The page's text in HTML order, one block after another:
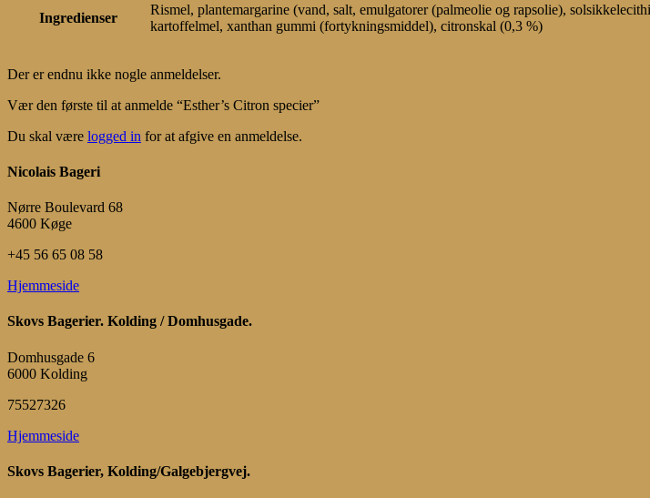
Ingredienser
Rismel, plantemargarine (vand, salt, emulgatorer (palmeolie og rapsolie),
kartoffelmel, xanthan gummi (fortykningsmiddel), citronskal (0,3 %)
Der er endnu ikke nogle anmeldelser.
Vær den første til at anmelde “Esther’s Citron specier”
Du skal være logged in for at afgive en anmeldelse.
Nicolais Bageri
Nørre Boulevard 68
4600 Køge
+45 56 65 08 58
Hjemmeside
Skovs Bagerier. Kolding / Domhusgade.
Domhusgade 6
6000 Kolding
75527326
Hjemmeside
Skovs Bagerier, Kolding/Galgebjergvej.